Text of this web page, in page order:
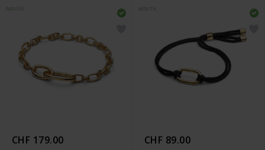
NOVITÀ
CHF 179.00
NOVITÀ
CHF 89.00